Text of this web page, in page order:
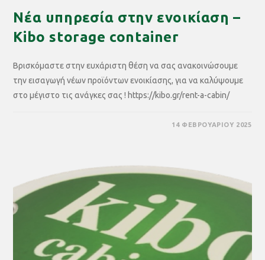
Νέα υπηρεσία στην ενοικίαση –
Kibo storage container
Βρισκόμαστε στην ευχάριστη θέση να σας ανακοινώσουμε
την εισαγωγή νέων προϊόντων ενοικίασης, για να καλύψουμε
στο μέγιστο τις ανάγκες σας ! https://kibo.gr/rent-a-cabin/
14 ΦΕΒΡΟΥΑΡΊΟΥ 2025